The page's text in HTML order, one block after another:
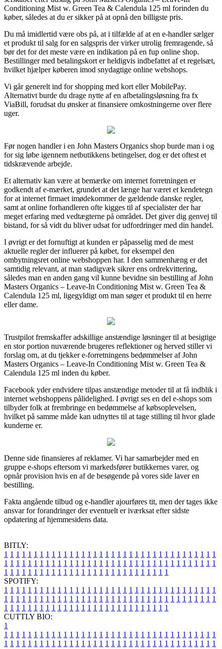
Conditioning Mist w. Green Tea & Calendula 125 ml forinden du
køber, således at du er sikker på at opnå den billigste pris.
Du må imidlertid være obs på, at i tilfælde af at en e-handler sælger
et produkt til salg for en salgspris der virker utrolig fremragende, så
bør det for det meste være en indikation på en fup online shop.
Bestillinger med betalingskort er heldigvis indbefattet af et regelsæt,
hvilket hjælper køberen imod snydagtige online webshops.
Vi går generelt ind for shopping med kort eller MobilePay.
Alternativt burde du drage nytte af en afbetalingsløsning fra fx
ViaBill, forudsat du ønsker at finansiere omkostningerne over flere
uger.
Før nogen handler i en John Masters Organics shop burde man i og
for sig løbe igennem netbutikkens betingelser, dog er det oftest et
tidskrævende arbejde.
Et alternativ kan være at bemærke om internet forretningen er
godkendt af e-mærket, grundet at det længe har været et kendetegn
for at internet firmaet imødekommer de gældende danske regler,
samt at online forhandleren ofte kigges til af specialister der har
meget erfaring med vedtægterne på området. Det giver dig genvej til
bistand, for så vidt du bliver udsat for udfordringer med din handel.
I øvrigt er det fornuftigt at kunden er påpasselig med de mest
aktuelle regler der influerer på købet, for eksempel den
ombytningsret online webshoppen har. I den sammenhæng er det
samtidig relevant, at man stadigvæk sikrer ens ordrekvittering,
således man en anden gang vil kunne bevidne sin bestilling af John
Masters Organics – Leave-In Conditioning Mist w. Green Tea &
Calendula 125 ml, ligegyldigt om man søger et produkt til en herre
eller dame.
Trustpilot fremskaffer adskillige anstændige løsninger til at besigtige
en stor portion nuværende brugeres reflektioner og herved stiller vi
forslag om, at du tjekker e-forretningens bedømmelser af John
Masters Organics – Leave-In Conditioning Mist w. Green Tea &
Calendula 125 ml inden du køber.
Facebook yder endvidere tilpas anstændige metoder til at få indblik i
internet webshoppens pålidelighed. I øvrigt ses en del e-shops som
tilbyder folk at frembringe en bedømmelse af købsoplevelsen,
hvilket på samme måde kan udnyttes til at tage stilling til hvor glade
kunderne er.
Denne side finansieres af reklamer. Vi har samarbejder med en
gruppe e-shops eftersom vi markedsfører butikkernes varer, og
opnår provision hvis en af de besøgende på vores side laver en
bestilling.
Fakta angående tilbud og e-handler ajourføres tit, men der tages ikke
ansvar for forandringer der eventuelt er iværksat efter sidste
opdatering af hjemmesidens data.
BITLY:
1 1 1 1 1 1 1 1 1 1 1 1 1 1 1 1 1 1 1 1 1 1 1 1 1 1 1 1 1 1 1 1 1 1 1 1
1 1 1 1 1 1 1 1 1 1 1 1 1 1 1 1 1 1 1 1 1 1 1 1 1 1 1 1 1 1 1 1 1 1 1 1
1 1 1 1 1 1 1 1 1 1 1 1 1 1 1 1 1 1 1 1 1 1 1 1 1 1 1 1
SPOTIFY:
1 1 1 1 1 1 1 1 1 1 1 1 1 1 1 1 1 1 1 1 1 1 1 1 1 1 1 1 1 1 1 1 1 1 1 1
1 1 1 1 1 1 1 1 1 1 1 1 1 1 1 1 1 1 1 1 1 1 1 1 1 1 1 1 1 1 1 1 1 1 1 1
1 1 1 1 1 1 1 1 1 1 1 1 1 1 1 1 1 1 1 1 1 1 1 1 1 1 1 1
CUTTLY BIO:
1
1 1 1 1 1 1 1 1 1 1 1 1 1 1 1 1 1 1 1 1 1 1 1 1 1 1 1 1 1 1 1 1 1 1 1 1
1 1 1 1 1 1 1 1 1 1 1 1 1 1 1 1 1 1 1 1 1 1 1 1 1 1 1 1 1 1 1 1 1 1 1 1